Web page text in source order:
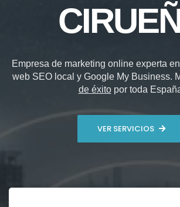
Empresa de marketing online experta
web SEO local y Google My Business.
de éxitopor toda
VER SERVICIOS